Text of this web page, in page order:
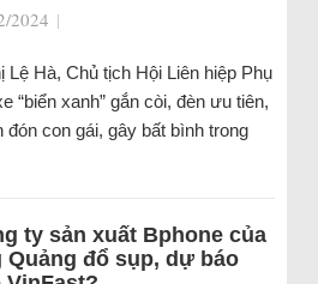
2024 |
Lệ Hà, Chủ tịch Hội Liên hiệp Phụ
“biển xanh” gắn còi, đèn ưu tiên,
con gái, gây bất bình trong
ty sản xuất Bphone của
Quảng đổ sụp, dự báo